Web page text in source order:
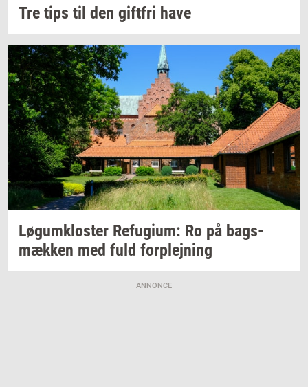
Tre tips til den gift­fri have
Løgum­klo­ster Re­fu­gi­um: Ro på bags­
mæk­ken med fuld for­plej­ning
ANNONCE